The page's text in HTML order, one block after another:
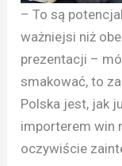
– To są
ważniejsi niż
prezentacji –
smakować, to
Polska jest, jak
importerem win
oczywiście